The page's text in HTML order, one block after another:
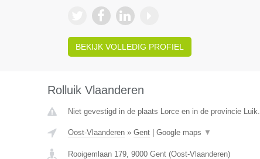
BEKIJK VOLLEDIG PROFIEL
Rolluik Vlaanderen
Niet gevestigd in de plaats Lorce en in de provincie Luik.
Oost-Vlaanderen» Gent| Google maps ▼
Rooigemlaan 179, 9000 Gent(Oost-Vlaanderen)